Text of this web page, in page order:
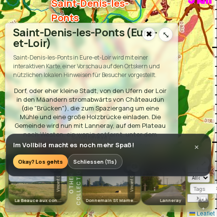
Im Vollbild macht es noch mehr Spaß!
Okay? Los gehts Schliessen (11s)
×
⤡
✖
Saint-Denis-les-Ponts (Eure-
et-Loir)
Saint-Denis-les-Ponts in Eure-et-Loir wird mit einer
interaktiven Karte, einer Vorschau auf den Ortskern und
nützlichen lokalen Hinweisen für Besucher vorgestellt.
Dorf, oder eher kleine Stadt, von den Ufern der Loir
in den Mäandern stromabwärts von Châteaudun
(die "Brücken"), die zum Spaziergang um eine
Mühle und eine große Holzbrücke einladen. Die
Gemeinde wird nun mit Lanneray, auf dem Plateau
nach Westen, ein wenig entfernt, unter dem
Namen "Saint-Denis-Lanneray". Diese ehemalige
Gemeinde ist jedoch Teil der Agglomeration von
Châteaudun, also ihrer Bevölkerung in der Nähe
der 1800 Einwohner, das Zentrum von Saint-Denis-
les-Ponts wird von Châteaudun durch die Pavillons
von Châteaudun und insbesondere ein
Gewerbegebiet für Châteaudun um den
Hypermarkt E. Leclerc getrennt.
☆☆☆☆☆ 💬0
La Beauce aux con...
Vincent D O
T
H
E
R
C
O
L
L
E
C
T
I
O
NS ☆☆☆☆☆
Donnemain St Mamè...
Vincent D
Lanneray
Vincent D
📷
+
›
L
a B
eauce de la
T
erre et de l'E
au
Saint-Denis-les-
Ponts
Leaflet